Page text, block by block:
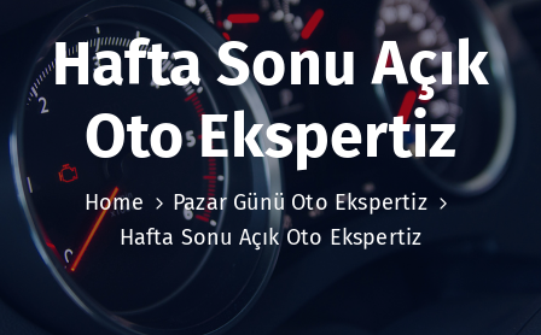
Hafta Sonu Açık
Oto Ekspertiz
Home
Pazar Günü Oto Ekspertiz
Hafta Sonu Açık Oto Ekspertiz